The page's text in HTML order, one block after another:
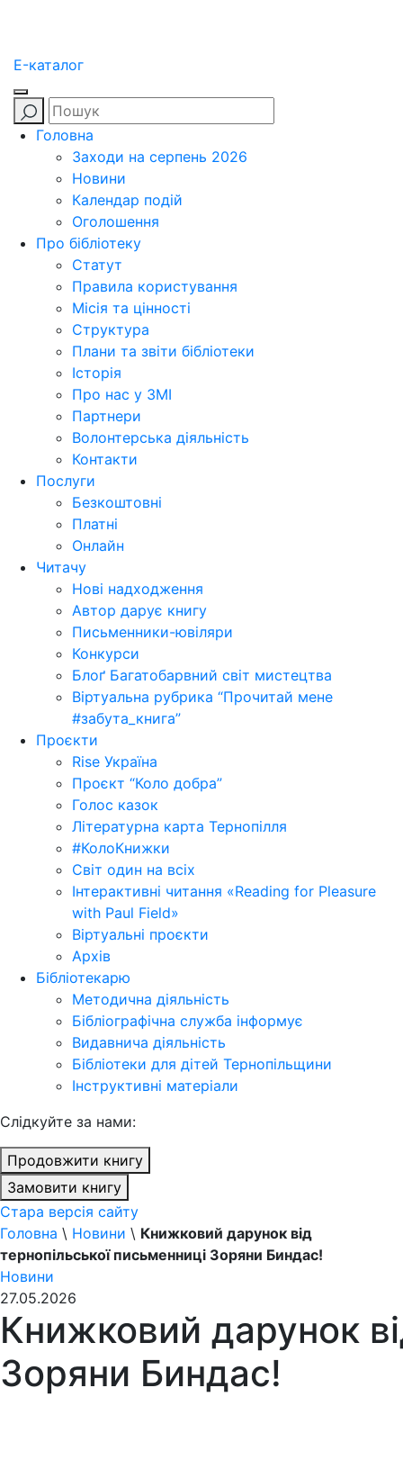
E-каталог
Головна
Заходи на серпень 2026
Новини
Календар подій
Оголошення
Про бібліотеку
Статут
Правила користування
Місія та цінності
Структура
Плани та звіти бібліотеки
Історія
Про нас у ЗМІ
Партнери
Волонтерська діяльність
Контакти
Послуги
Безкоштовні
Платні
Онлайн
Читачу
Нові надходження
Автор дарує книгу
Письменники-ювіляри
Конкурси
Блоґ Багатобарвний світ мистецтва
Віртуальна рубрика “Прочитай мене
#забута_книга”
Проєкти
Rise Україна
Проєкт “Коло добра”
Голос казок
Літературна карта Тернопілля
#КолоКнижки
Світ один на всіх
Інтерактивні читання «Reading for Pleasure
with Paul Field»
Віртуальні проєкти
Архів
Бібліотекарю
Методична діяльність
Бібліографічна служба інформує
Видавнича діяльність
Бібліотеки для дітей Тернопільщини
Інструктивні матеріали
Cлідкуйте за нами:
Продовжити книгу
Замовити книгу
Стара версія сайту
Головна \ Новини \ Книжковий дарунок від
тернопільської письменниці Зоряни Биндас!
Новини
27.05.2026
Книжковий дарунок
Зоряни Биндас!